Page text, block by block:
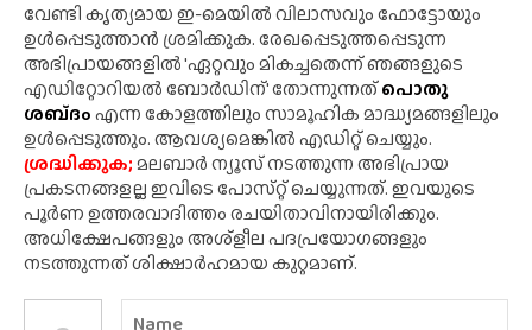
വേണ്ടി കൃത്യമായ ഇ-മെയിൽ വിലാസവും ഫോട്ടോയും
ഉൾപ്പെടുത്താൻ ശ്രമിക്കുക. രേഖപ്പെടുത്തപ്പെടുന്ന
അഭിപ്രായങ്ങളിൽ 'ഏറ്റവും മികച്ചതെന്ന് ഞങ്ങളുടെ
എഡിറ്റോറിയൽ ബോർഡിന്' തോന്നുന്നത്പൊതു
ശബ്‌ദംഎന്ന കോളത്തിലും സാമൂഹിക മാദ്ധ്യമങ്ങളിലും
ഉൾപ്പെടുത്തും. ആവശ്യമെങ്കിൽ എഡിറ്റ് ചെയ്യും.
ശ്രദ്ധിക്കുക;മലബാർ ന്യൂസ് നടത്തുന്ന അഭിപ്രായ
പ്രകടനങ്ങളല്ല ഇവിടെ പോസ്‌റ്റ് ചെയ്യുന്നത്. ഇവയുടെ
പൂർണ ഉത്തരവാദിത്തം രചയിതാവിനായിരിക്കും.
അധിക്ഷേപങ്ങളും അശ്‌ളീല പദപ്രയോഗങ്ങളും
നടത്തുന്നത് ശിക്ഷാർഹമായ കുറ്റമാണ്.